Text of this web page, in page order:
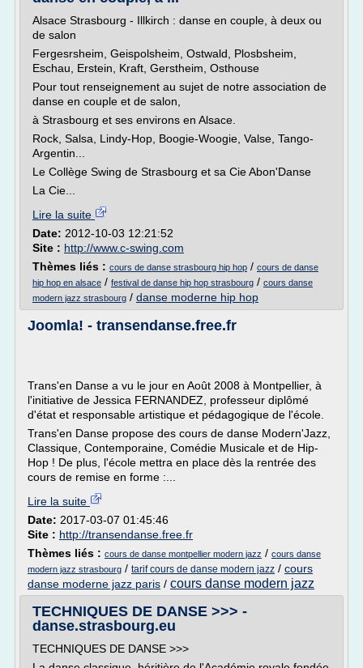
Alsace Strasbourg - Illkirch : danse en couple, à deux ou
de salon
Fergesrsheim, Geispolsheim, Ostwald, Plosbsheim,
Eschau, Erstein, Kraft, Gerstheim, Osthouse
Pour tout renseignement au sujet de notre association de
danse en couple et de salon,
à Strasbourg et ses environs en Alsace.
Rock, Salsa, Lindy-Hop, Boogie-Woogie, Valse, Tango-
Argentin...
Le Collège Swing de Strasbourg et sa Cie Abon'Danse
La Cie...
Lire la suite
Date: 2012-10-03 12:21:52
Site : http://www.c-swing.com
Thèmes liés : cours de danse strasbourg hip hop / cours de danse
hip hop en alsace / festival de danse hip hop strasbourg / cours danse
modern jazz strasbourg / danse moderne hip hop
Joomla! - transendanse.free.fr
Trans'en Danse a vu le jour en Août 2008 à Montpellier, à
l'initiative de Jessica FERNANDEZ, professeur diplômé
d'état et responsable artistique et pédagogique de l'école.
Trans'en Danse propose des cours de danse Modern'Jazz,
Classique, Contemporaine, Comédie Musicale et de Hip-
Hop ! De plus, l'école mettra en place dès la rentrée des
cours de remise en forme :...
Lire la suite
Date: 2017-03-07 01:45:46
Site : http://transendanse.free.fr
Thèmes liés : cours de danse montpellier modern jazz / cours danse
modern jazz strasbourg / tarif cours de danse modern jazz / cours
danse moderne jazz paris / cours danse modern jazz
TECHNIQUES DE DANSE >>> -
danse.strasbourg.eu
TECHNIQUES DE DANSE >>>